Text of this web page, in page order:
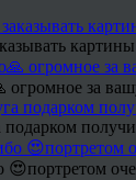
огромное за
подарком
😍портретом